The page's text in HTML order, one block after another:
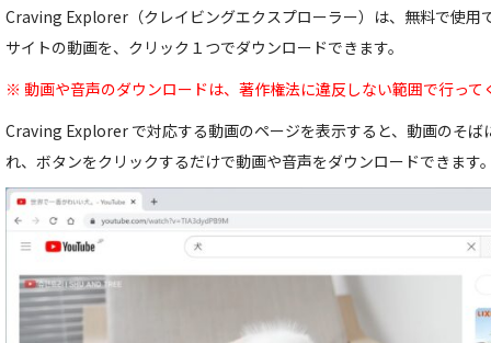
Craving Explorer（クレイビングエクスプローラー）は、無料で使用
サイトの動画を、クリック１つでダウンロードできます。
※ 動画や音声のダウンロードは、著作権法に違反しない範囲で行って
Craving Explorer で対応する動画のページを表示すると、動画のそば
れ、ボタンをクリックするだけで動画や音声をダウンロードできます